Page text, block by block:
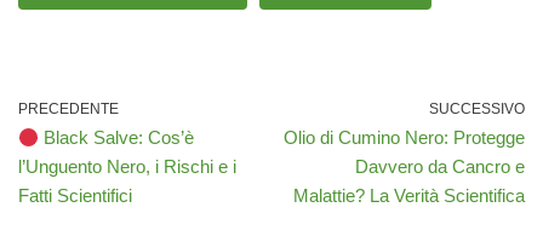
PRECEDENTE
Black Salve: Cos’è
l’Unguento Nero, i Rischi e i
Fatti Scientifici
SUCCESSIVO
Olio di Cumino Nero: Protegge
Davvero da Cancro e
Malattie? La Verità Scientifica